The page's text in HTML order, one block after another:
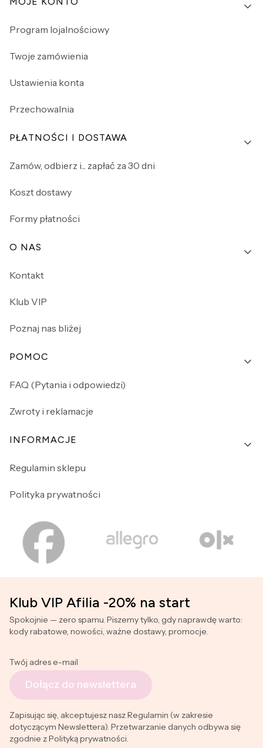
Linki w stopce
Program lojalnościowy
Twoje zamówienia
Ustawienia konta
Przechowalnia
PŁATNOŚCI I DOSTAWA
Zamów, odbierz i... zapłać za 30 dni
Koszt dostawy
Formy płatności
O NAS
Kontakt
Klub VIP
Poznaj nas bliżej
POMOC
FAQ (Pytania i odpowiedzi)
Zwroty i reklamacje
INFORMACJE
Regulamin sklepu
Polityka prywatności
Klub VIP Afilia -20% na start
Spokojnie — zero spamu. Piszemy tylko, gdy naprawdę warto:
kody rabatowe, nowości, ważne dostawy, promocje.
Twój adres e-mail
Dołącz do newslettera
Zapisując się, akceptujesz nasz Regulamin (w zakresie
dotyczącym Newslettera). Przetwarzanie danych odbywa się
zgodnie z Polityką prywatności.